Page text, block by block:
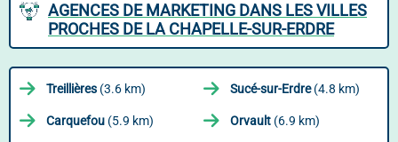
AGENCES DE MARKETING DANS LES VILLES
PROCHES DE LA CHAPELLE-SUR-ERDRE
Treillières (3.6 km) Sucé-sur-Erdre(4.8 km)
Carquefou (5.9 km) Orvault (6.9 km)